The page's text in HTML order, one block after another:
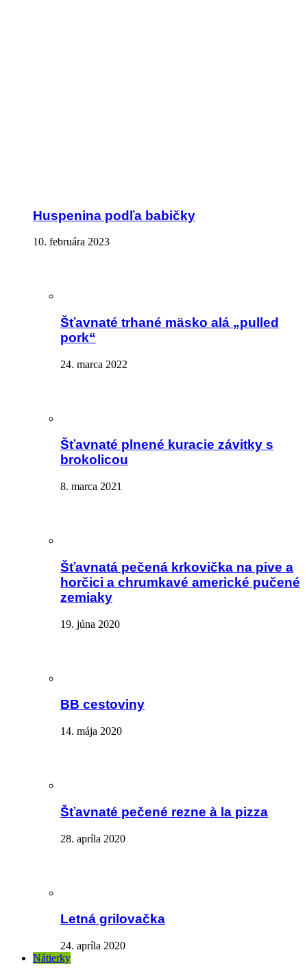
Huspenina podľa babičky
10. februára 2023
Šťavnaté trhané mäsko alá „pulled
pork“
24. marca 2022
Šťavnaté plnené kuracie závitky s
brokolicou
8. marca 2021
Šťavnatá pečená krkovička na pive a
horčici a chrumkavé americké pučené
zemiaky
19. júna 2020
BB cestoviny
14. mája 2020
Šťavnaté pečené rezne à la pizza
28. apríla 2020
Letná grilovačka
24. apríla 2020
Nátierky